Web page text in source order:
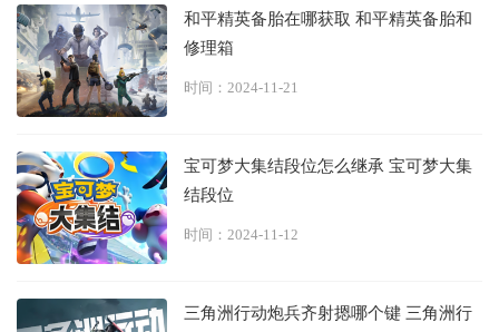
和平精英备胎在哪获取 和平精英备胎和
修理箱
时间：2024-11-21
宝可梦大集结段位怎么继承 宝可梦大集
结段位
时间：2024-11-12
三角洲行动炮兵齐射摁哪个键 三角洲行